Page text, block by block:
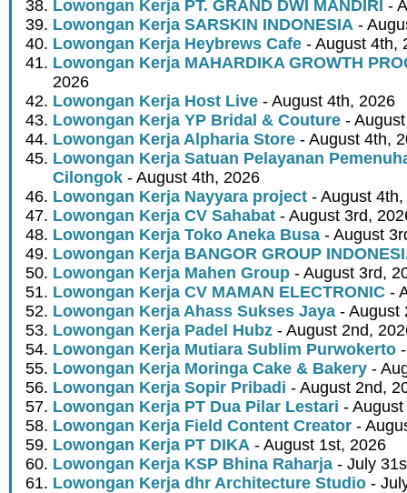
Lowongan Kerja PT. GRAND DWI MANDIRI -
Lowongan Kerja SARSKIN INDONESIA -
Lowongan Kerja Heybrews Cafe - August 4th,
Lowongan Kerja MAHARDIKA GROWTH
2026
Lowongan Kerja Host Live - August 4th, 2026
Lowongan Kerja YP Bridal & Couture -
Lowongan Kerja Alpharia Store - August 4th,
Lowongan Kerja Satuan Pelayanan
Cilongok - August 4th, 2026
Lowongan Kerja Nayyara project - August
Lowongan Kerja CV Sahabat - August 3rd,
Lowongan Kerja Toko Aneka Busa - August
Lowongan Kerja BANGOR GROUP
Lowongan Kerja Mahen Group - August 3rd,
Lowongan Kerja CV MAMAN ELECTRONIC -
Lowongan Kerja Ahass Sukses Jaya - August
Lowongan Kerja Padel Hubz - August 2nd,
Lowongan Kerja Mutiara Sublim Purwokerto
Lowongan Kerja Moringa Cake & Bakery -
Lowongan Kerja Sopir Pribadi - August 2nd,
Lowongan Kerja PT Dua Pilar Lestari -
Lowongan Kerja Field Content Creator -
Lowongan Kerja PT DIKA - August 1st, 2026
Lowongan Kerja KSP Bhina Raharja - July
Lowongan Kerja dhr Architecture Studio -